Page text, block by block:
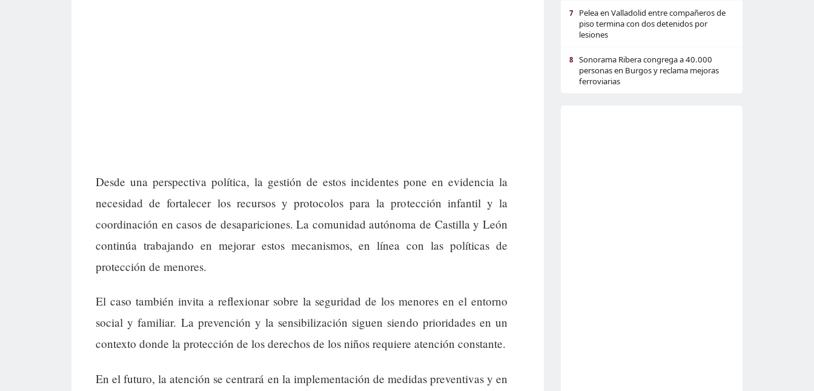
Desde una perspectiva política, la gestión de estos incidentes pone en evidencia la
necesidad de fortalecer los recursos y protocolos para la protección infantil y la
coordinación en casos de desapariciones. La comunidad autónoma de Castilla y León
continúa trabajando en mejorar estos mecanismos, en línea con las políticas de
protección de menores.
El caso también invita a reflexionar sobre la seguridad de los menores en el entorno
social y familiar. La prevención y la sensibilización siguen siendo prioridades en un
contexto donde la protección de los derechos de los niños requiere atención constante.
En el futuro, la atención se centrará en la implementación de medidas preventivas y en
7
Pelea en Valladolid entre compañeros de
piso termina con dos detenidos por
lesiones
8
Sonorama Ribera congrega a 40.000
personas en Burgos y reclama mejoras
ferroviarias